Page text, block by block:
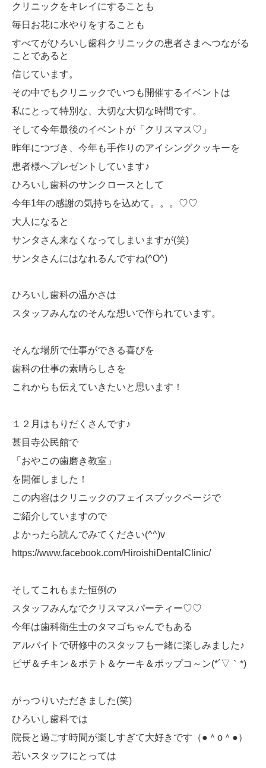
なんでも聞いてね無料相談メール
クリニックをキレイにすることも
毎日お花に水やりをすることも
すべてがひろいし歯科クリニックの患者さまへつながる
ことであると
信じています。
その中でもクリニックでいつも開催するイベントは
私にとって特別な、大切な大切な時間です。
そして今年最後のイベントが「クリスマス♡」
昨年につづき、今年も手作りのアイシングクッキーを
患者様へプレゼントしています♪
ひろいし歯科のサンクロースとして
今年1年の感謝の気持ちを込めて。。。♡♡
大人になると
サンタさん来なくなってしまいますが(笑)
サンタさんにはなれるんですね(^O^)
ひろいし歯科の温かさは
スタッフみんなのそんな想いで作られています。
そんな場所で仕事ができる喜びを
歯科の仕事の素晴らしさを
これからも伝えていきたいと思います！
１２月はもりだくさんです♪
甚目寺公民館で
「おやこの歯磨き教室」
を開催しました！
この内容はクリニックのフェイスブックページで
ご紹介していますので
よかったら読んでみてください(^^)v
https://www.facebook.com/HiroishiDentalClinic/
そしてこれもまた恒例の
スタッフみんなでクリスマスパーティー♡♡
今年は歯科衛生士のタマゴちゃんでもある
アルバイトで研修中のスタッフも一緒に楽しみました♪
ピザ＆チキン＆ポテト＆ケーキ＆ポップコ～ン(*´▽｀*)
がっつりいただきました(笑)
ひろいし歯科では
院長と過ごす時間が楽しすぎて大好きです（●＾o＾●）
若いスタッフにとっては